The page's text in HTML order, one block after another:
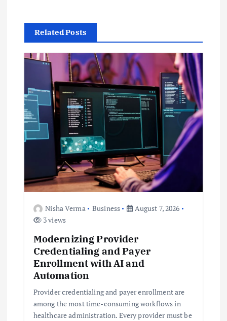
a
v
g
a
t
o
Related Posts
Nisha Verma Business
August 7, 2026
3 views
Modernizing Provider
Credentialing and Payer
Enrollment with AI and
Automation
Provider credentialing and payer enrollment are
among the most time-consuming workflows in
healthcare administration. Every provider must be